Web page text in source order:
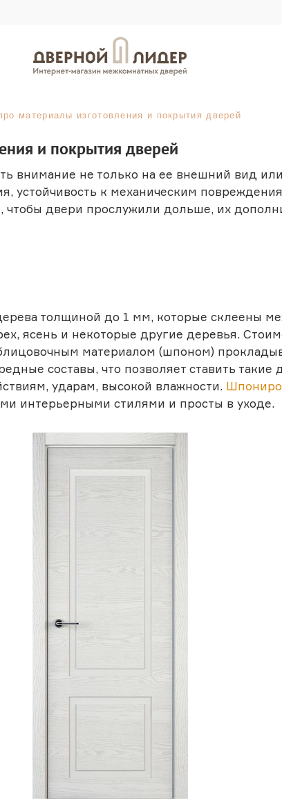
материалы изготовления и покрытия дверей
и покрытия дверей
внимание не только на ее внешний вид
устойчивость к механическим
чтобы двери прослужили дольше, их
толщиной до 1 мм, которые склеены
ясень и некоторые другие деревья.
материалом (шпоном)
составы, что позволяет ставить
ударам, высокой влажности.
интерьерными стилями и просты в уходе.